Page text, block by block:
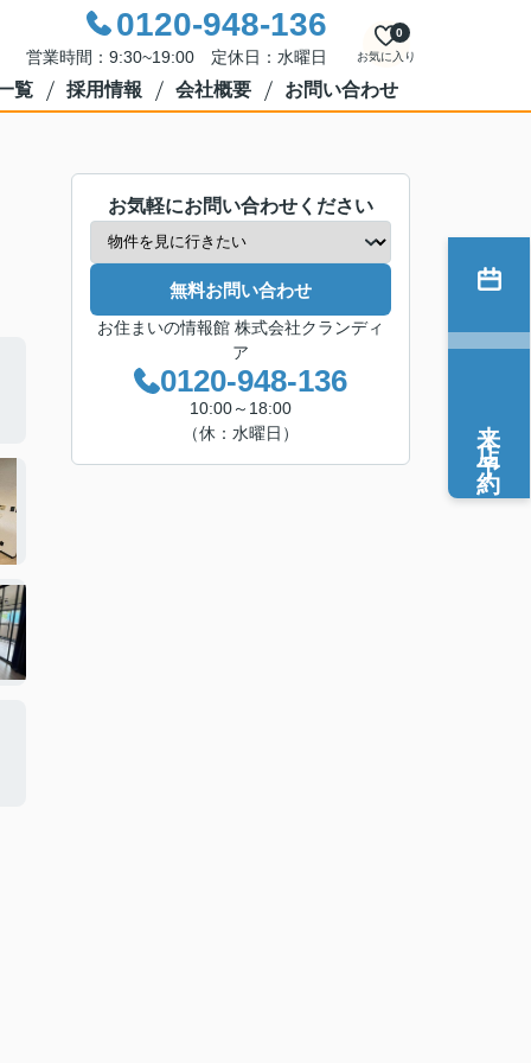
0120-948-136
営業時間：9:30~19:00 定休日：水曜日 お気に入り
0
覧 採用情報 会社概要 お問い合わせ
お気軽にお問い合わせください
無料お問い合わせ
お住まいの情報館 株式会社クランディ
ア
0120-948-136
10:00～18:00
（休：水曜日）
来店予約